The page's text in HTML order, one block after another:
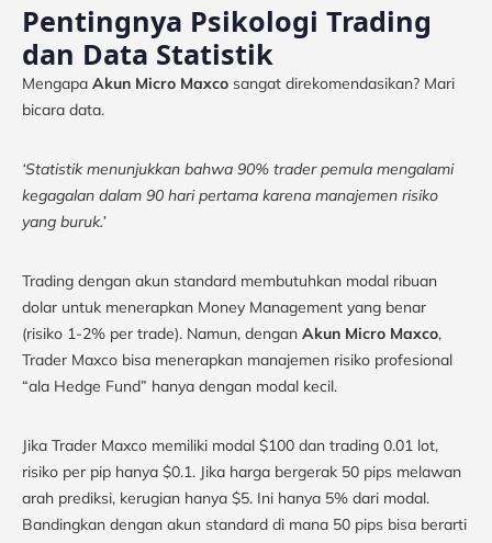
Pentingnya Psikologi Trading
dan Data Statistik
Mengapa Akun Micro Maxco sangat direkomendasikan? Mari
bicara data.
‘Statistik menunjukkan bahwa 90% trader pemula mengalami
kegagalan dalam 90 hari pertama karena manajemen risiko
yang buruk.’
Trading dengan akun standard membutuhkan modal ribuan
dolar untuk menerapkan Money Management yang benar
(risiko 1-2% per trade). Namun, dengan Akun Micro Maxco,
Trader Maxco bisa menerapkan manajemen risiko profesional
“ala Hedge Fund” hanya dengan modal kecil.
Jika Trader Maxco memiliki modal $100 dan trading 0.01 lot,
risiko per pip hanya $0.1. Jika harga bergerak 50 pips melawan
arah prediksi, kerugian hanya $5. Ini hanya 5% dari modal.
Bandingkan dengan akun standard di mana 50 pips bisa berarti